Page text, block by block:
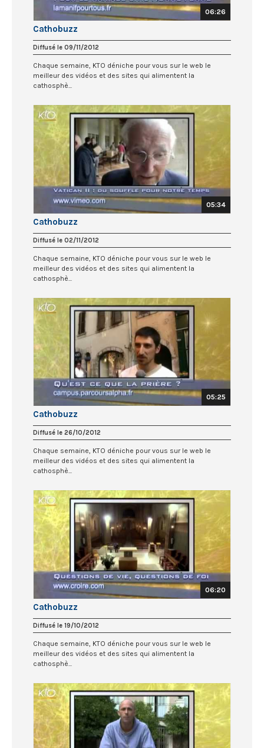
06:26
Cathobuzz
Diffusé le 09/11/2012
Chaque semaine, KTO déniche pour vous sur le web le
meilleur des vidéos et des sites qui alimentent la
cathosphè...
05:34
Cathobuzz
Diffusé le 02/11/2012
Chaque semaine, KTO déniche pour vous sur le web le
meilleur des vidéos et des sites qui alimentent la
cathosphè...
05:25
Cathobuzz
Diffusé le 26/10/2012
Chaque semaine, KTO déniche pour vous sur le web le
meilleur des vidéos et des sites qui alimentent la
cathosphè...
06:20
Cathobuzz
Diffusé le 19/10/2012
Chaque semaine, KTO déniche pour vous sur le web le
meilleur des vidéos et des sites qui alimentent la
cathosphè...